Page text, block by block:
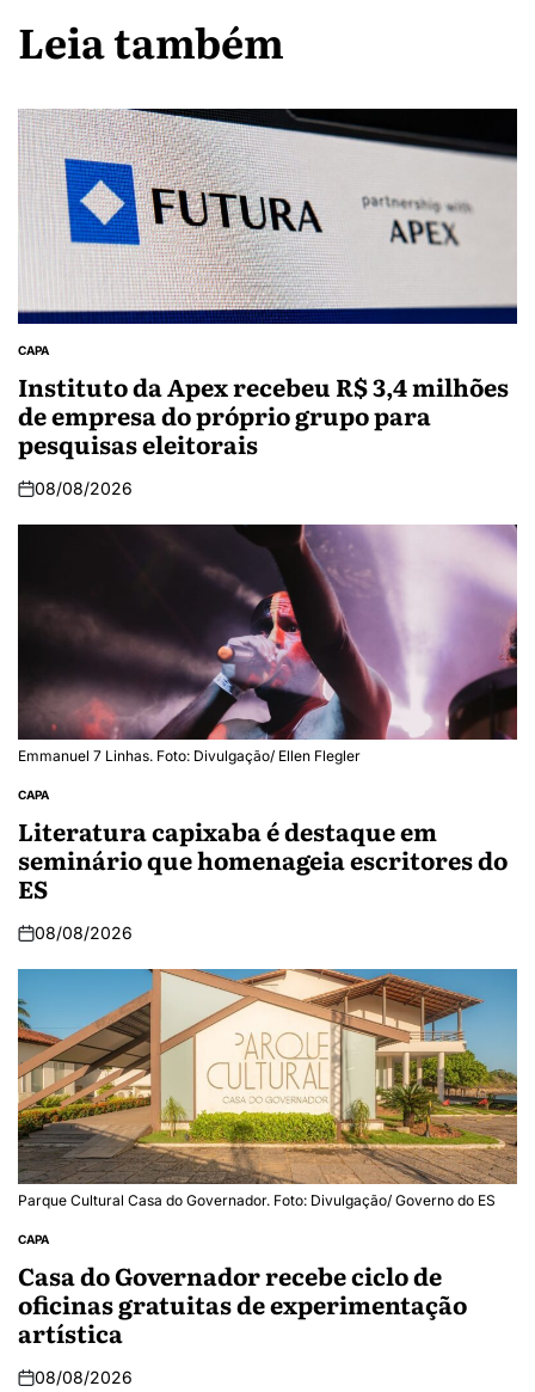
Leia também
CAPA
Instituto da Apex recebeu R$ 3,4 milhões
de empresa do próprio grupo para
pesquisas eleitorais
08/08/2026
Emmanuel 7 Linhas. Foto: Divulgação/ Ellen Flegler
CAPA
Literatura capixaba é destaque em
seminário que homenageia escritores do
ES
08/08/2026
Parque Cultural Casa do Governador. Foto: Divulgação/ Governo do ES
CAPA
Casa do Governador recebe ciclo de
oficinas gratuitas de experimentação
artística
08/08/2026